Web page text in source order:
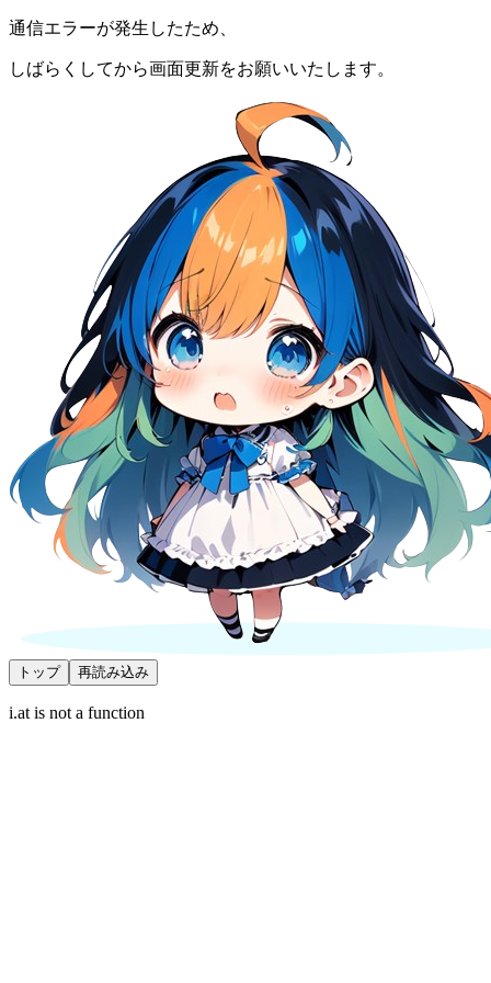
通信エラーが発生したため、
しばらくしてから画面更新をお願いいたします。
トップ 再読み込み
i.at is not a function